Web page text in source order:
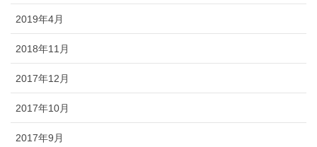
2019年4月
2018年11月
2017年12月
2017年10月
2017年9月